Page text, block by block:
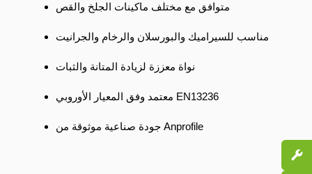
متوافق مع مختلف ماكينات الجلخ والقص
مناسب للسيراميك والبورسلان والرخام والجرانيت
نواة معززة لزيادة المتانة والثبات
معتمد وفق المعيار الأوروبي EN13236
جودة صناعية موثوقة من Anprofile